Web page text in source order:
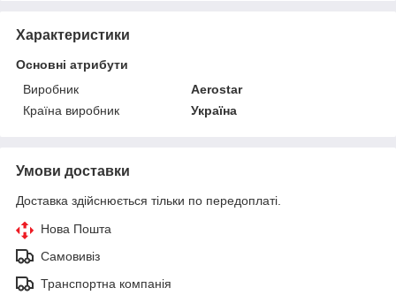
Характеристики
Основні атрибути
Виробник
Aerostar
Країна виробник
Україна
Умови доставки
Доставка здійснюється тільки по передоплаті.
Нова Пошта
Самовивіз
Транспортна компанія